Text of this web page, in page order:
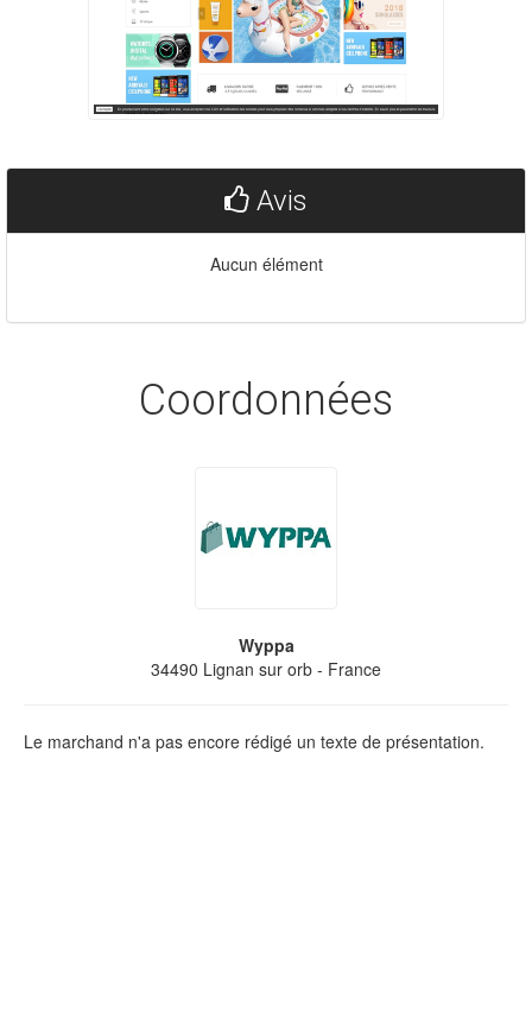
Avis
Aucun élément
Coordonnées
Wyppa
34490 Lignan sur orb - France
Le marchand n'a pas encore rédigé un texte de présentation.